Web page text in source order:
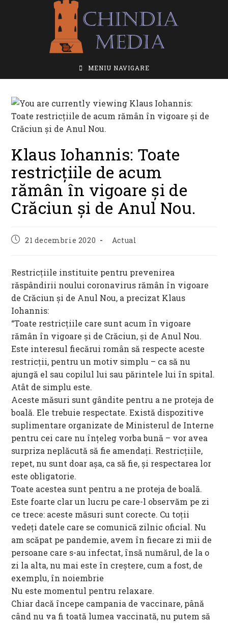
MENIU NAVIGARE
Klaus Iohannis: Toate
restricțiile de acum
rămân în vigoare și de
Crăciun și de Anul Nou.
Post21 decembrie 2020
Post
Actual
Restricţiile instituite pentru prevenirea
răspândirii noului coronavirus rămân în vigoare
de Crăciun şi de Anul Nou, a precizat Klaus
Iohannis:
“Toate restricţiile care sunt acum în vigoare
rămân în vigoare şi de Crăciun, şi de Anul Nou.
Este interesul fiecărui român să respecte aceste
restricţii, pentru un motiv simplu – ca să nu
ajungă el sau copilul lui sau părintele lui în spital.
Atât de simplu este.
Aceste măsuri sunt gândite pentru a ne proteja de
boală. Ele trebuie respectate. Există dispozitive
suplimentare organizate de Ministerul de Interne
pentru cei care nu înţeleg vorba bună – vor avea
surpriza neplăcută să fie amendaţi. Restricţiile,
repet, nu sunt doar aşa, ca să fie, şi respectarea lor
este obligatorie.
Toate acestea sunt pentru a ne proteja de boală.
Este foarte clar un lucru pe care-l observăm pe zi
ce trece: aceste măsuri sunt corecte. Cu toţii
vedeţi datele care se comunică zilnic oficial. Nu
am scăpat pe pandemie, avem în fiecare zi mii de
persoane care s-au infectat, însă numărul, de la o
zi la alta, nu mai este în creştere, cum a fost, de
exemplu, în noiembrie
Nu este momentul pentru relaxare.
Chiar dacă începe campania de vaccinare, până
când nu va fi toată lumea vaccinată, nu putem să